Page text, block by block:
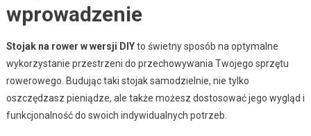
wprowadzenie
Stojak na rower w wersji DIYto świetny sposób na optymalne
wykorzystanie przestrzeni do przechowywania Twojego sprzętu
rowerowego. Budując taki stojak samodzielnie, nie tylko
oszczędzasz pieniądze, ale także możesz dostosować jego wygląd i
funkcjonalność do swoich indywidualnych potrzeb.